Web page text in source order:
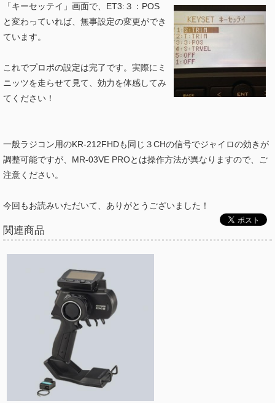
「キーセッテイ」画面で、ET3:３：POS
と変わっていれば、無事設定の変更ができ
ています。
これでプロポの設定は完了です。実際にミ
ニッツを走らせて見て、効力を体感してみ
てください！
一般ラジコン用のKR-212FHDも同じ３CHの信号でジャイロの効きが
調整可能ですが、MR-03VE PROとは操作方法が異なりますので、ご
注意ください。
今回もお読みいただいて、ありがとうございました！
関連商品